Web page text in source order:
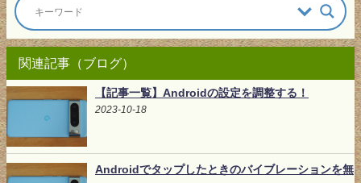
関連記事（ブログ）
【記事一覧】Androidの設定を調整する！
2023-10-18
Androidでタップしたときのバイブレーションを無